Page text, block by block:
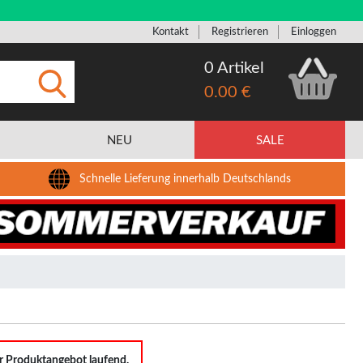
Kontakt Registrieren Einloggen
0 Artikel
0.00 €
NEU SALE
Schnelle Lieferung innerhalb Deutschlands
Produktangebot laufend.